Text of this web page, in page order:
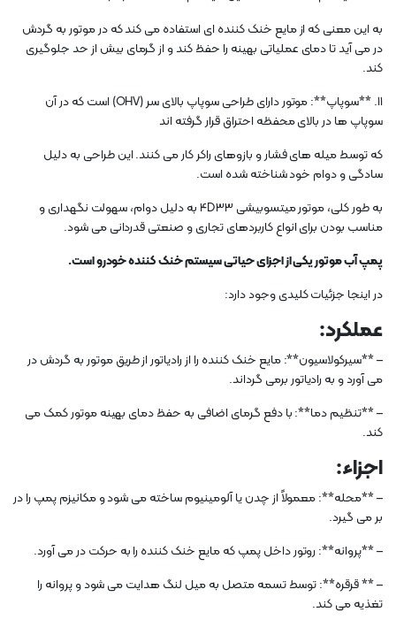
به این معنی که از مایع خنک کننده ای استفاده می کند که در موتور به گردش
در می آید تا دمای عملیاتی بهینه را حفظ کند و از گرمای بیش از حد جلوگیری
کند.
11. **سوپاپ**: موتور دارای طراحی سوپاپ بالای سر (OHV) است که در آن
سوپاپ ها در بالای محفظه احتراق قرار گرفته اند
که توسط میله های فشار و بازوهای راکر کار می کنند. این طراحی به دلیل
سادگی و دوام خود شناخته شده است.
به طور کلی، موتور میتسوبیشی 4D33 به دلیل دوام، سهولت نگهداری و
مناسب بودن برای انواع کاربردهای تجاری و صنعتی قدردانی می شود.
پمپ آب موتور یکی از اجزای حیاتی سیستم خنک کننده خودرو است.
در اینجا جزئیات کلیدی وجود دارد:
عملکرد:
– **سیرکولاسیون**: مایع خنک کننده را از رادیاتور از طریق موتور به گردش در
می آورد و به رادیاتور برمی گرداند.
– **تنظیم دما**: با دفع گرمای اضافی به حفظ دمای بهینه موتور کمک می
کند.
اجزاء:
– **محله**: معمولاً از چدن یا آلومینیوم ساخته می شود و مکانیزم پمپ را در
بر می گیرد.
– **پروانه**: روتور داخل پمپ که مایع خنک کننده را به حرکت در می آورد.
– ** قرقره**: توسط تسمه متصل به میل لنگ هدایت می شود و پروانه را
تغذیه می کند.